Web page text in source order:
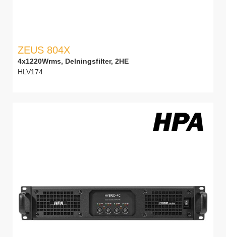
ZEUS 804X
4x1220Wrms, Delningsfilter, 2HE
HLV174